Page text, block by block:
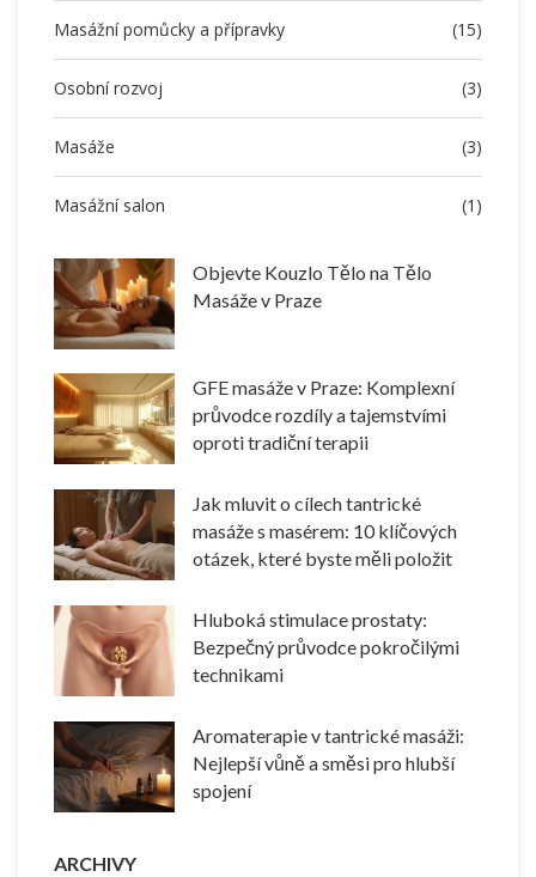
Masážní pomůcky a přípravky (15)
Osobní rozvoj (3)
Masáže (3)
Masážní salon (1)
Objevte Kouzlo Tělo na Tělo
Masáže v Praze
GFE masáže v Praze: Komplexní
průvodce rozdíly a tajemstvími
oproti tradiční terapii
Jak mluvit o cílech tantrické
masáže s masérem: 10 klíčových
otázek, které byste měli položit
Hluboká stimulace prostaty:
Bezpečný průvodce pokročilými
technikami
Aromaterapie v tantrické masáži:
Nejlepší vůně a směsi pro hlubší
spojení
ARCHIVY